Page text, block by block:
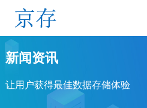
新闻资讯
让用户获得最佳数据存储体验